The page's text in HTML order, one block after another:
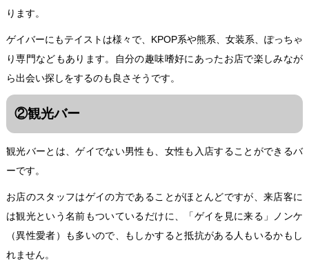
ります。
ゲイバーにもテイストは様々で、KPOP系や熊系、女装系、ぽっちゃ
り専門などもあります。自分の趣味嗜好にあったお店で楽しみなが
ら出会い探しをするのも良さそうです。
②観光バー
観光バーとは、ゲイでない男性も、女性も入店することができるバ
ーです。
お店のスタッフはゲイの方であることがほとんどですが、来店客に
は観光という名前もついているだけに、「ゲイを見に来る」ノンケ
（異性愛者）も多いので、もしかすると抵抗がある人もいるかもし
れません。